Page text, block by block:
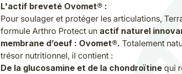
L'actif breveté Ovomet® :
Pour soulager et protéger les articulations,
formule Arthro Protect un actif naturel
membrane d’oeuf : Ovomet®. Totalement
trésor nutritionnel, il contient :
De la glucosamine et de la chondroïtine qui